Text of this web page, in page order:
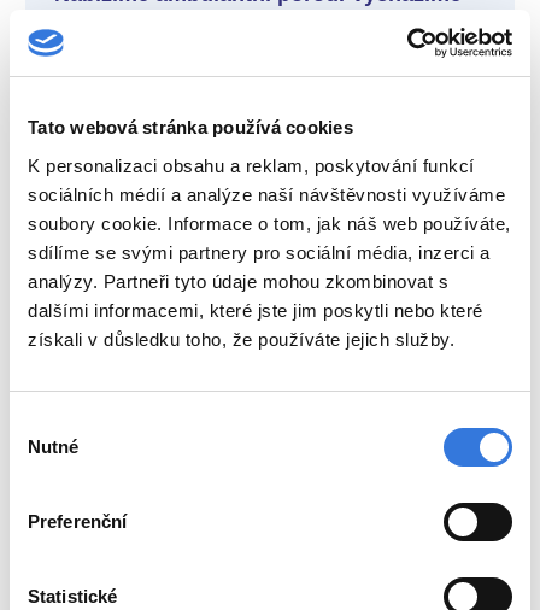
Tato webová stránka používá cookies
K personalizaci obsahu a reklam, poskytování funkcí
sociálních médií a analýze naší návštěvnosti využíváme
soubory cookie. Informace o tom, jak náš web používáte,
sdílíme se svými partnery pro sociální média, inzerci a
analýzy. Partneři tyto údaje mohou zkombinovat s
dalšími informacemi, které jste jim poskytli nebo které
získali v důsledku toho, že používáte jejich služby.
souhlasu
Nutné
Preferenční
Statistické
preferují odchod po porodu do domácího
prostředí
Novinky v porodnici 21. 10. 2025
Nově očkujeme novorozence proti RS
Pomáháme zlepšit péči o těhotné ženy s